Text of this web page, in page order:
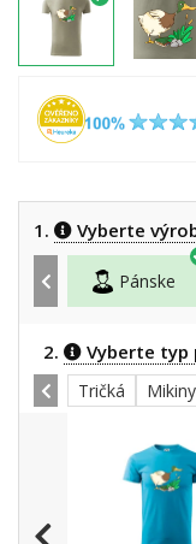
1. Vyberte
Pánske
2. Vyberte typ
Tričká Mikiny